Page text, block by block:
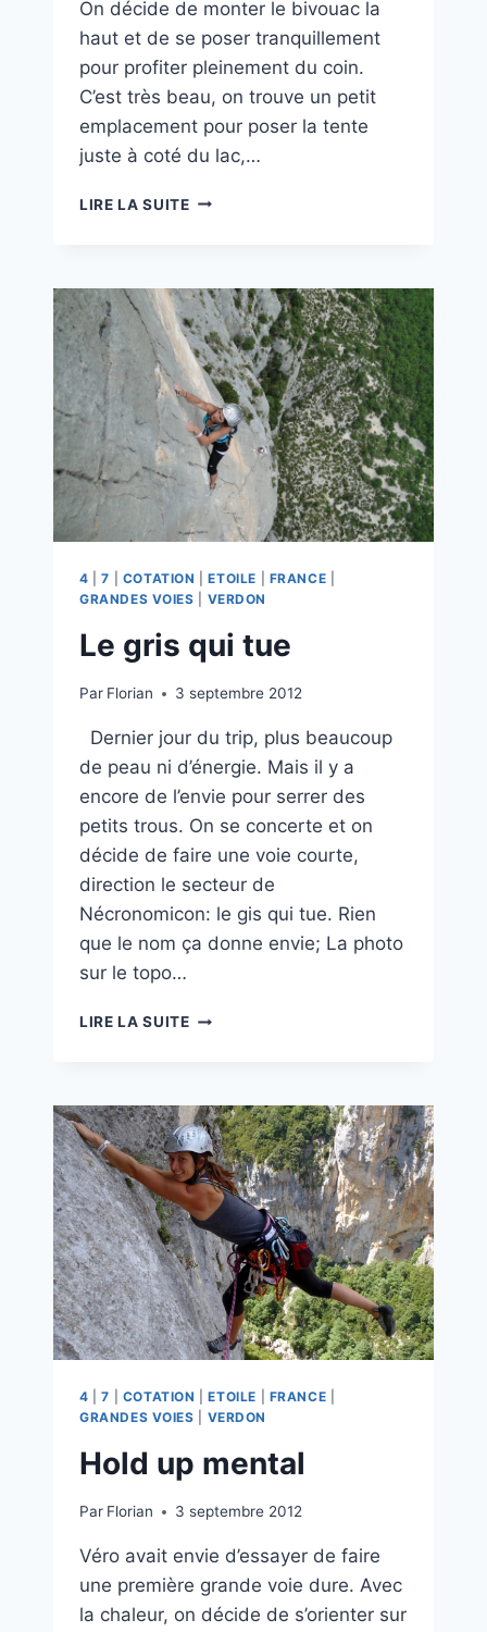
On décide de monter le bivouac la
haut et de se poser tranquillement
pour profiter pleinement du coin.
C’est très beau, on trouve un petit
emplacement pour poser la tente
juste à coté du lac,…
LIRE LA SUITEKIK
4 |7 COTATION |ETOILE FRANCE
GRANDES VOIES
VERDON
Le gris qui tue
Par Florian 3 septembre 2012
Dernier jour du trip, plus beaucoup
de peau ni d’énergie. Mais il y a
encore de l’envie pour serrer des
petits trous. On se concerte et on
décide de faire une voie courte,
direction le secteur de
Nécronomicon: le gis qui tue. Rien
que le nom ça donne envie; La photo
sur le topo…
LIRE LA SUITELE
4 |7 COTATION |ETOILE FRANCE
GRANDES VOIES
VERDON
Hold up mental
Par Florian 3 septembre 2012
Véro avait envie d’essayer de faire
une première grande voie dure. Avec
la chaleur, on décide de s’orienter sur